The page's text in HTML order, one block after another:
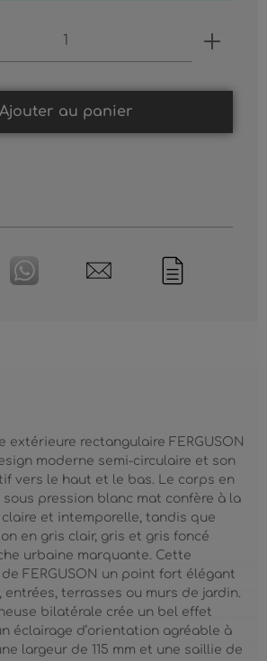
Gib den
Ajouter au panier
extérieure rectangulaire FERGUSON
moderne semi-circulaire et son
vers le haut et le bas. Le corps en
sous pression blanc mat confère à la
et intemporelle, tandis que
en gris clair, gris et gris foncé
urbaine marquante. Cette
FERGUSON un point fort élégant
entrées, terrasses ou murs de jardin.
bilatérale crée un bel effet
éclairage d’orientation agréable à
largeur de 115 mm et une saillie de